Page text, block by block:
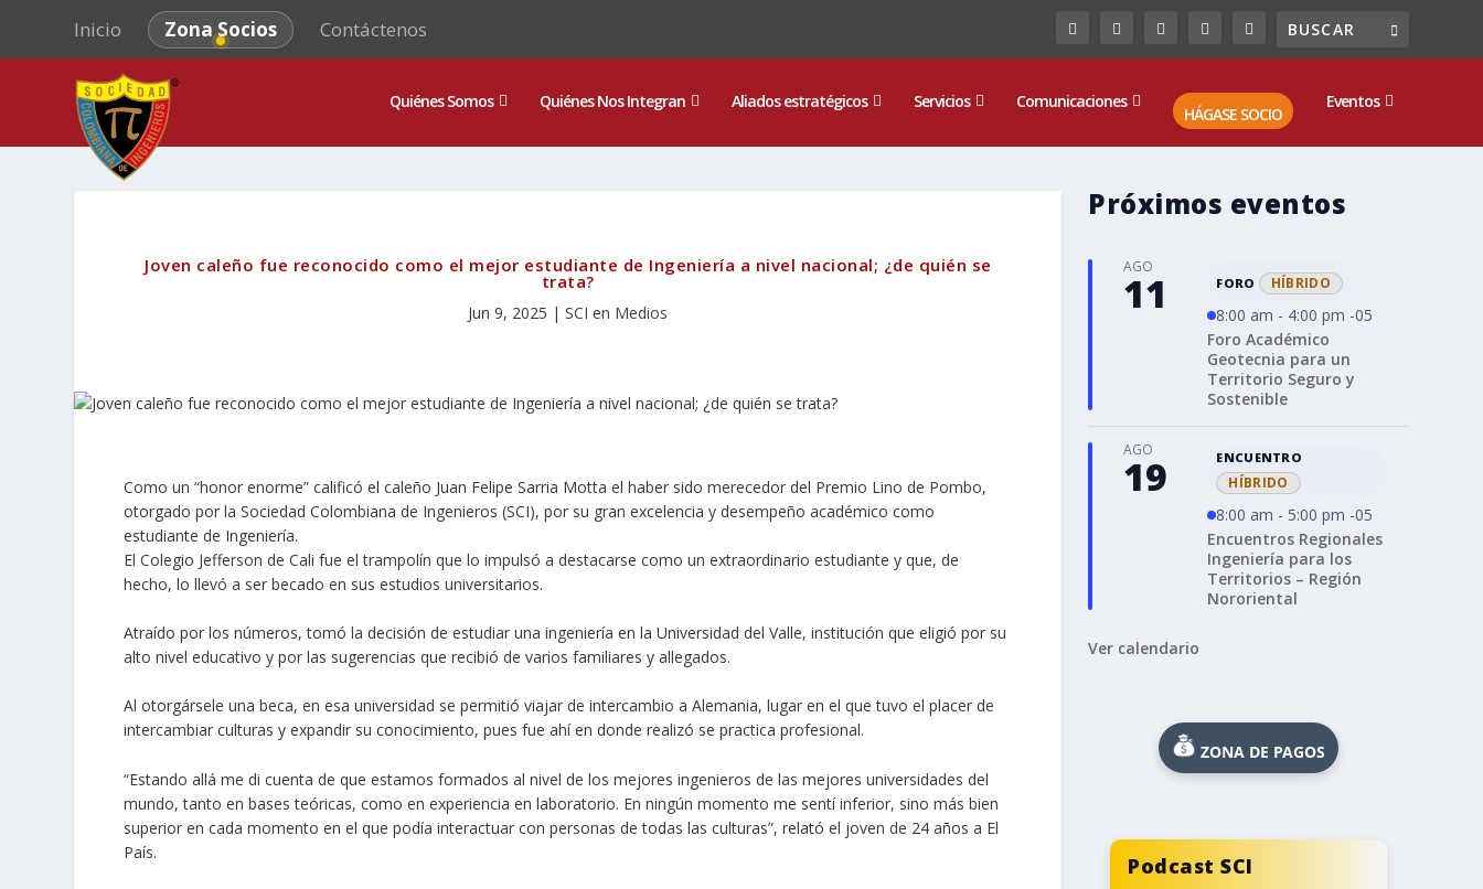
Inicio Zona Socios Contáctenos
Quiénes Somos Quiénes Nos Integran Aliados estratégicos Servicios Comunicaciones
HÁGASE SOCIO
Eventos
Joven caleño fue reconocido como el mejor estudiante de Ingeniería a nivel nacional; ¿de quién se
trata?
Jun 9, 2025 |SCI en Medios
Como un “honor enorme” calificó el caleño Juan Felipe Sarria Motta el haber sido merecedor del Premio Lino de Pombo,
otorgado por la Sociedad Colombiana de Ingenieros (SCI), por su gran excelencia y desempeño académico como
estudiante de Ingeniería.
El Colegio Jefferson de Cali fue el trampolín que lo impulsó a destacarse como un extraordinario estudiante y que, de
hecho, lo llevó a ser becado en sus estudios universitarios.
Atraído por los números, tomó la decisión de estudiar una ingeniería en la Universidad del Valle, institución que eligió por su
alto nivel educativo y por las sugerencias que recibió de varios familiares y allegados.
Al otorgársele una beca, en esa universidad se permitió viajar de intercambio a Alemania, lugar en el que tuvo el placer de
intercambiar culturas y expandir su conocimiento, pues fue ahí en donde realizó se practica profesional.
“Estando allá me di cuenta de que estamos formados al nivel de los mejores ingenieros de las mejores universidades del
mundo, tanto en bases teóricas, como en experiencia en laboratorio. En ningún momento me sentí inferior, sino más bien
superior en cada momento en el que podía interactuar con personas de todas las culturas”, relató el joven de 24 años a El
País.
Próximos eventos
AGO
11 FORO HÍBRIDO
8:00 am - 4:00 pm -05
Foro Académico
Geotecnia para un
Territorio Seguro y
Sostenible
AGO
19 ENCUENTRO
HÍBRIDO
8:00 am - 5:00 pm -05
Encuentros Regionales
Ingeniería para los
Territorios – Región
Nororiental
Ver calendario
ZONA DE PAGOS
Podcast SCI